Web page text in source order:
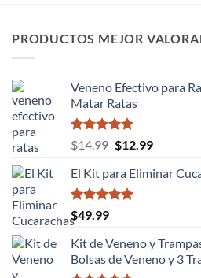
PRODUCTOS MEJOR
Veneno Efectivo para
Matar Ratas
Valorado
con
de 5
$14.99 El
original
era:
$12.99El
actual
El Kit para Eliminar
Valorado
con
de 5
$49.99
Kit de Veneno y
Bolsas de Veneno y 3